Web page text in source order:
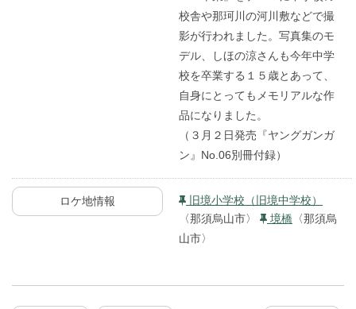
校舎や那珂川の河川敷などで撮
影が行われました。写真集のモ
デル、しほの涼さんも今年中学
校を卒業する１５歳とあって、
自身にとってもメモリアルな作
品になりました。
（３月２日発売『ヤングガンガ
ン』No.06別冊付録）
ロケ地情報
旧境小学校（旧境中学校）
〈那須烏山市〉
境橋 〈那須烏
山市〉